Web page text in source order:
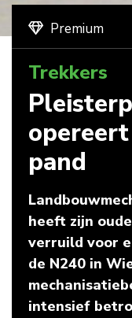
Premium
Trekkers
pand
heeft zijn
verruild voor
de N240 in
intensief